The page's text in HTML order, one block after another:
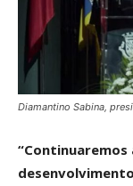
Diamantino Sabina,